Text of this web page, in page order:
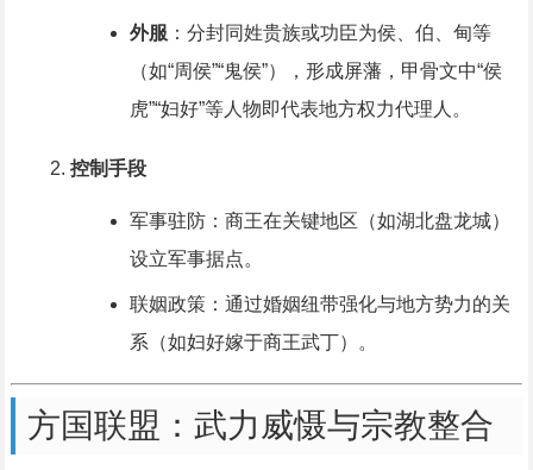
外服 ：分封同姓贵族或功臣为侯、伯、甸等
（如“周侯”“鬼侯”），形成屏藩，甲骨文中“侯
虎”“妇好”等人物即代表地方权力代理人。
控制手段
军事驻防：商王在关键地区（如湖北盘龙城）
设立军事据点。
联姻政策：通过婚姻纽带强化与地方势力的关
系（如妇好嫁于商王武丁）。
方国联盟：武力威慑与宗教整合